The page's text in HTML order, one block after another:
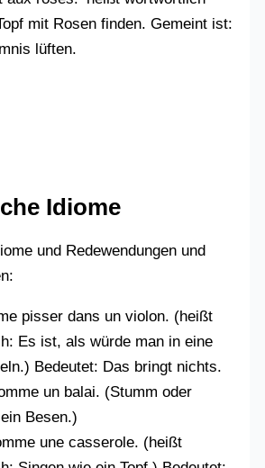
mit Rosen finden. Gemeint ist:
lüften.
Idiome
und Redewendungen und
pisser dans un violon. (heißt
Es ist, als würde man in eine
Bedeutet: Das bringt nichts.
un balai. (Stumm oder
Besen.)
une casserole. (heißt